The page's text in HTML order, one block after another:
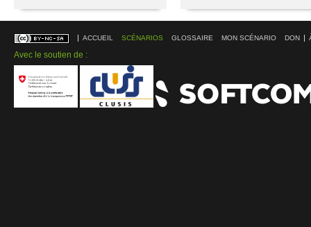
ACCUEIL SCÉNARIOS GLOSSAIRE MON SCÉNARIO DON
Avec le soutien de :